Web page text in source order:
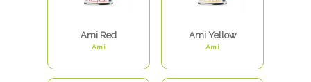
Ami Red
Ami
Ami Yellow
Ami